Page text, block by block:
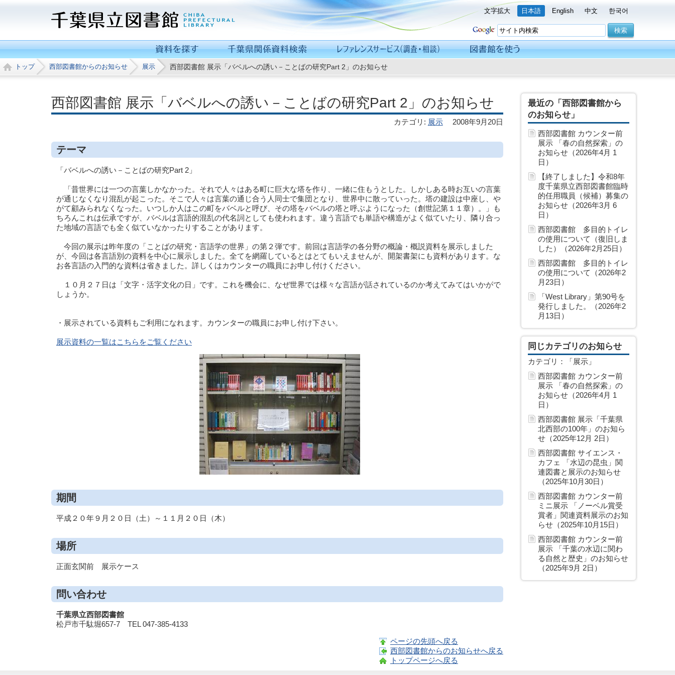
文字拡大 日本語 English 中文 한국어
トップ 西部図書館からのお知らせ 展示 西部図書館 展示「バベルへの誘い－ことばの研究Part 2」のお知らせ
西部図書館 展示「バベルへの誘い－ことばの研究Part 2」のお知らせ
カテゴリ : 展示 2008年9月20日
テーマ
「バベルへの誘い－ことばの研究Part 2」
「昔世界には一つの言葉しかなかった。それで人々はある町に巨大な塔を作り、一緒に住もうとした。しかしある時お互いの言葉
が通じなくなり混乱が起こった。そこで人々は言葉の通じ合う人同士で集団となり、世界中に散っていった。塔の建設は中座し、や
がて顧みられなくなった。いつしか人はこの町をバベルと呼び、その塔をバベルの塔と呼ぶようになった（創世記第１１章）。」も
ちろんこれは伝承ですが、バベルは言語的混乱の代名詞としても使われます。違う言語でも単語や構造がよく似ていたり、隣り合っ
た地域の言語でも全く似ていなかったりすることがあります。
今回の展示は昨年度の「ことばの研究・言語学の世界」の第２弾です。前回は言語学の各分野の概論・概説資料を展示しました
が、今回は各言語別の資料を中心に展示しました。全てを網羅しているとはとてもいえませんが、開架書架にも資料があります。な
お各言語の入門的な資料は省きました。詳しくはカウンターの職員にお申し付けください。
１０月２７日は「文字・活字文化の日」です。これを機会に、なぜ世界では様々な言語が話されているのか考えてみてはいかがで
しょうか。
・展示されている資料もご利用になれます。カウンターの職員にお申し付け下さい。
展示資料の一覧はこちらをご覧ください
期間
平成２０年９月２０日（土）～１１月２０日（木）
場所
正面玄関前 展示ケース
問い合わせ
千葉県立西部図書館
松戸市千駄堀657-7 TEL 047-385-4133
ページの先頭へ戻る
西部図書館からのお知らせへ戻る
トップページへ戻る
最近の「西部図書館から
のお知らせ」
西部図書館 カウンター前
展示 「春の自然探索」の
お知らせ（2026年4月 1
日）
【終了しました】令和8年
度千葉県立西部図書館臨時
的任用職員（候補）募集の
お知らせ（2026年3月 6
日）
西部図書館 多目的トイレ
の使用について（復旧しま
した）（2026年2月25日）
西部図書館 多目的トイレ
の使用について（2026年2
月23日）
「West Library」第90号を
発行しました。（2026年2
月13日）
同じカテゴリのお知らせ
カテゴリ：「展示」
西部図書館 カウンター前
展示 「春の自然探索」の
お知らせ（2026年4月 1
日）
西部図書館 展示「千葉県
北西部の100年」のお知ら
せ（2025年12月 2日）
西部図書館 サイエンス・
カフェ 「水辺の昆虫」関
連図書と展示のお知らせ
（2025年10月30日）
西部図書館 カウンター前
ミニ展示 「ノーベル賞受
賞者」関連資料展示のお知
らせ（2025年10月15日）
西部図書館 カウンター前
展示 「千葉の水辺に関わ
る自然と歴史」のお知らせ
（2025年9月 2日）